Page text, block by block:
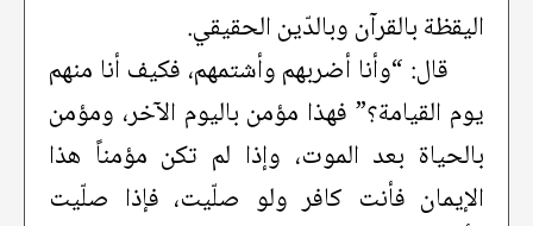
اليقظة بالقرآن وبالدّين الحقيقي.
قال: “وأنا أضربهم وأشتمهم، فكيف أنا منهم
يوم القيامة؟” فهذا مؤمن باليوم الآخر، ومؤمن
بالحياة بعد الموت، وإذا لم تكن مؤمناً هذا
الإيمان فأنت كافر ولو صلّيت، فإذا صلّيت